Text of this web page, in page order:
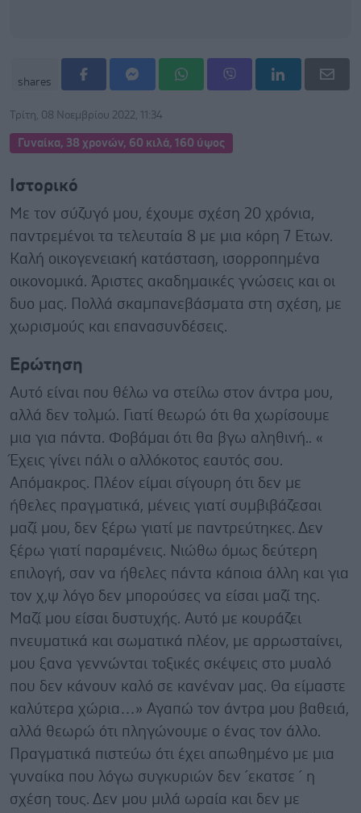
shares
Τρίτη, 08 Νοεμβρίου 2022, 11:34
Γυναίκα, 38 χρονών, 60 κιλά, 160 ύψος
Ιστορικό
Με τον σύζυγό μου, έχουμε σχέση 20 χρόνια,
παντρεμένοι τα τελευταία 8 με μια κόρη 7 Ετων.
Καλή οικογενειακή κατάσταση, ισορροπημένα
οικονομικά. Άριστες ακαδημαικές γνώσεις και οι
δυο μας. Πολλά σκαμπανεβάσματα στη σχέση, με
χωρισμούς και επανασυνδέσεις.
Ερώτηση
Αυτό είναι που θέλω να στείλω στον άντρα μου,
αλλά δεν τολμώ. Γιατί θεωρώ ότι θα χωρίσουμε
μια για πάντα. Φοβάμαι ότι θα βγω αληθινή.. «
Έχεις γίνει πάλι ο αλλόκοτος εαυτός σου.
Απόμακρος. Πλέον είμαι σίγουρη ότι δεν με
ήθελες πραγματικά, μένεις γιατί συμβιβάζεσαι
μαζί μου, δεν ξέρω γιατί με παντρεύτηκες. Δεν
ξέρω γιατί παραμένεις. Νιώθω όμως δεύτερη
επιλογή, σαν να ήθελες πάντα κάποια άλλη και για
τον χ,ψ λόγο δεν μπορούσες να είσαι μαζί της.
Μαζί μου είσαι δυστυχής. Αυτό με κουράζει
πνευματικά και σωματικά πλέον, με αρρωσταίνει,
μου ξανα γεννώνται τοξικές σκέψεις στο μυαλό
που δεν κάνουν καλό σε κανέναν μας. Θα είμαστε
καλύτερα χώρια…» Αγαπώ τον άντρα μου βαθειά,
αλλά θεωρώ ότι πληγώνουμε ο ένας τον άλλο.
Πραγματικά πιστεύω ότι έχει απωθημένο με μια
γυναίκα που λόγω συγκυριών δεν ´εκατσε ´ η
σχέση τους. Δεν μου μιλά ωραία και δεν με